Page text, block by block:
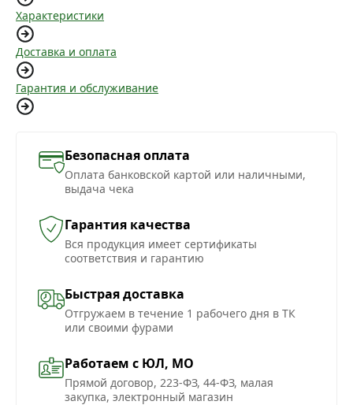
Характеристики
Доставка и оплата
Гарантия и обслуживание
Безопасная оплата
Оплата банковской картой или наличными,
выдача чека
Гарантия качества
Вся продукция имеет сертификаты
соответствия и гарантию
Быстрая доставка
Отгружаем в течение 1 рабочего дня в ТК
или своими фурами
Работаем с ЮЛ, МО
Прямой договор, 223-ФЗ, 44-ФЗ, малая
закупка, электронный магазин